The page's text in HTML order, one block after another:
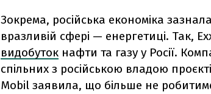
Зокрема, російська економіка
вразливій сфері — енергетиці. Так,
видобуток нафти та газу у Росії.
спільних з російською владою
Mobil заявила, що більше не робитиме